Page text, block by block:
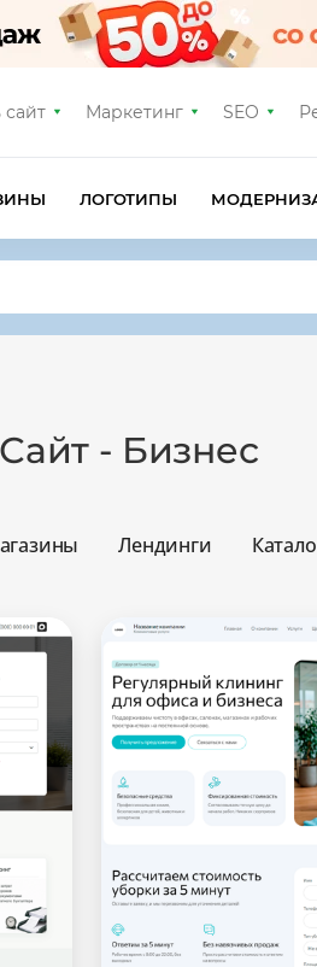
сайт Маркетинг SEO
ЛОГОТИПЫ
- Бизнес
Лендинги